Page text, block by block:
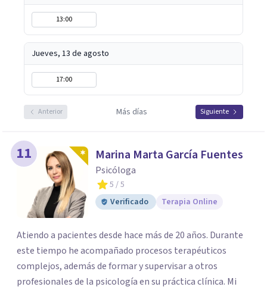
13:00
Jueves, 13 de agosto
17:00
Anterior Más días Siguiente
11 Marina Marta García Fuentes
Psicóloga
5 / 5
Verificado
Terapia Online
Atiendo a pacientes desde hace más de 20 años. Durante
este tiempo he acompañado procesos terapéuticos
complejos, además de formar y supervisar a otros
profesionales de la psicología en su práctica clínica. Mi